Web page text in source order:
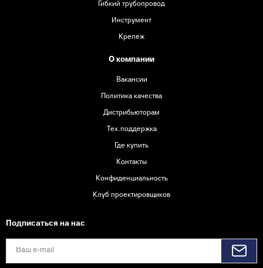
Гибкий трубопровод
Инструмент
Крепеж
О компании
Вакансии
Политика качества
Дистрибьюторам
Тех.поддержка
Где купить
Контакты
Конфиденциальность
Клуб проектировщиков
Подписаться на нас